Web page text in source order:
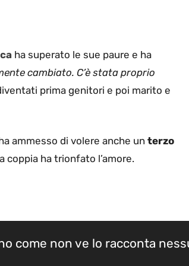
ha superato le sue paure e ha
cambiato. C’è stata proprio
prima genitori e poi marito e
ammesso di volere anche un terzo
coppia ha trionfato l’amore.
come non ve lo racconta